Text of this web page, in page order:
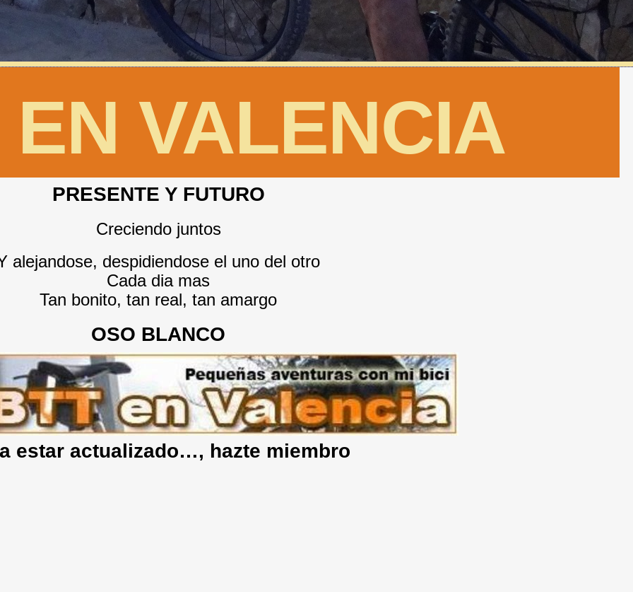
VALENCIA
PRESENTE Y FUTURO
Creciendo juntos
alejandose, despidiendose el uno del otro
Cada dia mas
Tan bonito, tan real, tan amargo
OSO BLANCO
estar actualizado…, hazte miembro